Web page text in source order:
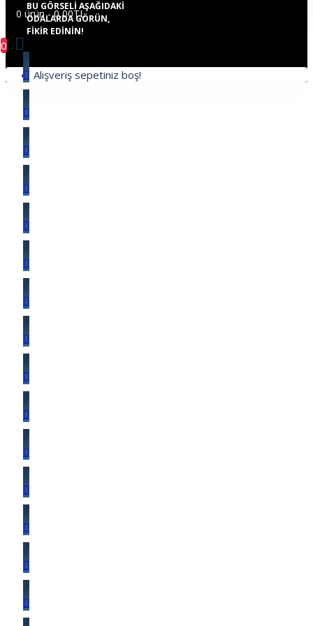
0 ürün - 0,00TL
0
Alışveriş sepetiniz boş!
BU GÖRSELI AŞAĞIDAKI
ODALARDA GÖRÜN,
FIKIR EDININ!